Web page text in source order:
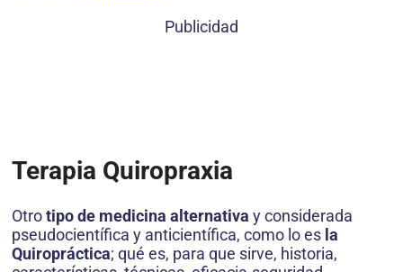
Publicidad
Terapia Quiropraxia
Otrotipo de medicina alternativa y considerada
pseudocientífica​ y anticientífica, como lo es la
Quiropráctica; qué es, para que sirve, historia,